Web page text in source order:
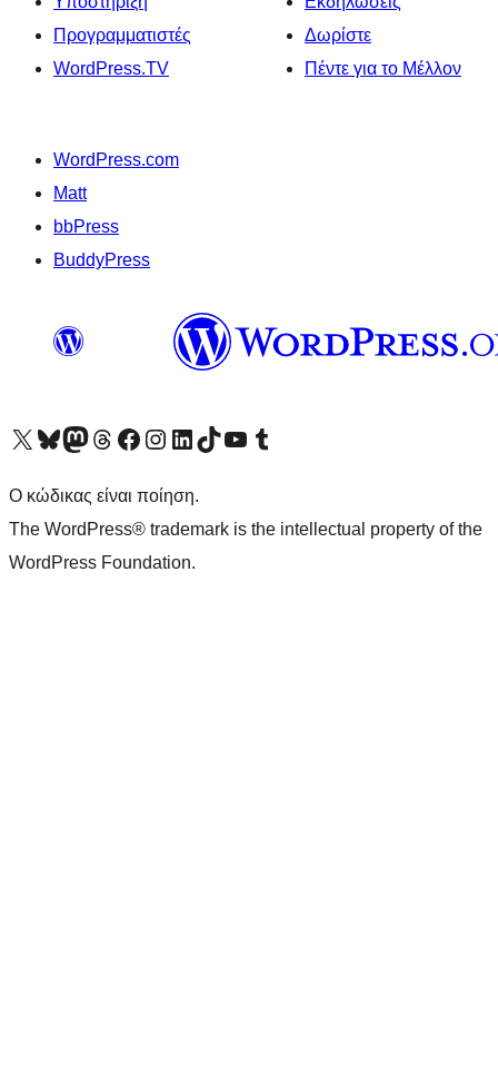
Προγραμματιστές
WordPress.TV
Δωρίστε
Πέντε για το Μέλλον
WordPress.com
Matt
bbPress
BuddyPress
Visit our X (formerly Twitter) account
Visit our Bluesky account
Επισκεφθείτε τον λογαριασμό μας στο Mastodon
Visit our Threads account
Επισκεφτείτε τη σελίδα μας στο Facebook
Επισκεφθείτε τον λογαριασμό μας Instagram
Επισκεφθείτε τον λογαριασμό μας LinkedIn
Visit our TikTok account
Visit our YouTube channel
Visit our Tumblr account
Ο κώδικας είναι ποίηση.
The WordPress® trademark is the intellectual property of the
WordPress Foundation.